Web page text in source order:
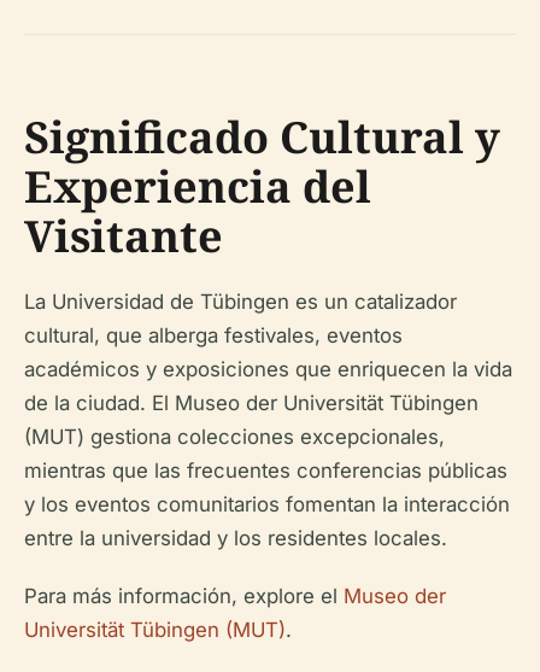
Significado Cultural y
Experiencia del
Visitante
La Universidad de Tübingen es un catalizador
cultural, que alberga festivales, eventos
académicos y exposiciones que enriquecen la vida
de la ciudad. El Museo der Universität Tübingen
(MUT) gestiona colecciones excepcionales,
mientras que las frecuentes conferencias públicas
y los eventos comunitarios fomentan la interacción
entre la universidad y los residentes locales.
Para más información, explore el Museo der
Universität Tübingen (MUT).